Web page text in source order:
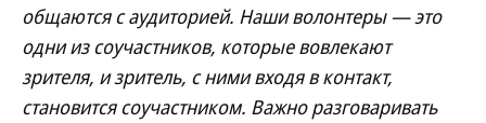
общаются с аудиторией. Наши волонтеры — это
одни из соучастников, которые вовлекают
зрителя, и зритель, с ними входя в контакт,
становится соучастником. Важно разговаривать